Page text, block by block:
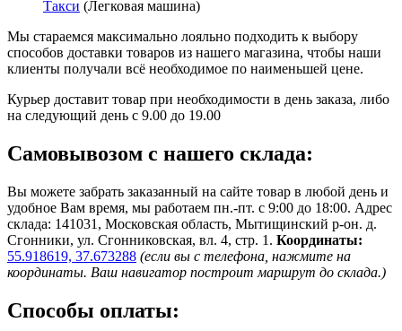
Такси (Легковая машина)
Мы стараемся максимально лояльно подходить к выбору
способов доставки товаров из нашего магазина, чтобы наши
клиенты получали всё необходимое по наименьшей цене.
Курьер доставит товар при необходимости в день заказа, либо
на следующий день с 9.00 до 19.00
Самовывозом с нашего склада:
Вы можете забрать заказанный на сайте товар в любой день и
удобное Вам время, мы работаем пн.-пт. с 9:00 до 18:00. Адрес
склада: 141031, Московская область, Мытищинский р-он. д.
Сгонники, ул. Сгонниковская, вл. 4, стр. 1. Координаты:
55.918619, 37.673288 (если вы с телефона, нажмите на
координаты. Ваш навигатор построит маршрут до склада.)
Способы оплаты: